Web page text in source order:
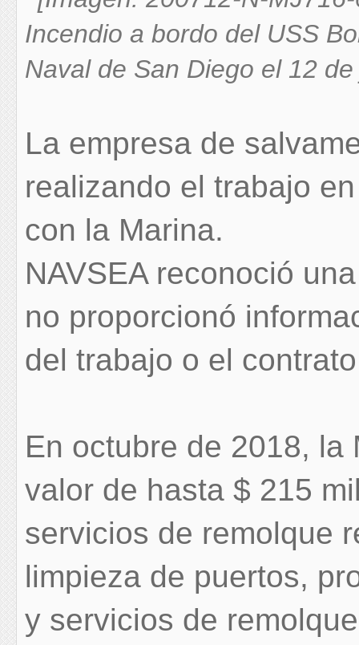
Incendio a bordo del USS
Naval de San Diego el 12
La empresa de
realizando el trabajo
con la Marina.
NAVSEA reconoció
no proporcionó
del trabajo o el
En octubre de 2018, la
valor de hasta $ 215
servicios de remolque
limpieza de puertos,
y servicios de